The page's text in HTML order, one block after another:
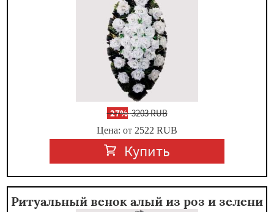
-27%3203 RUB
Цена: от 2522 RUB
Купить
Ритуальный венок алый из роз и зелени